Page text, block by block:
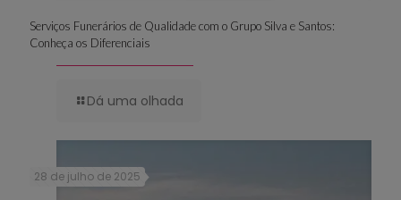
Serviços Funerários de Qualidade com o Grupo Silva e Santos:
Conheça os Diferenciais
Dá uma olhada
28 de julho de 2025